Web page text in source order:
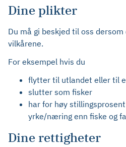
Dine plikter
Du må gi beskjed til oss
vilkårene.
For eksempel hvis du
flytter til utlandet eller til
slutter som fisker
har for høy
yrke/næring enn fiske og
Dine rettigheter